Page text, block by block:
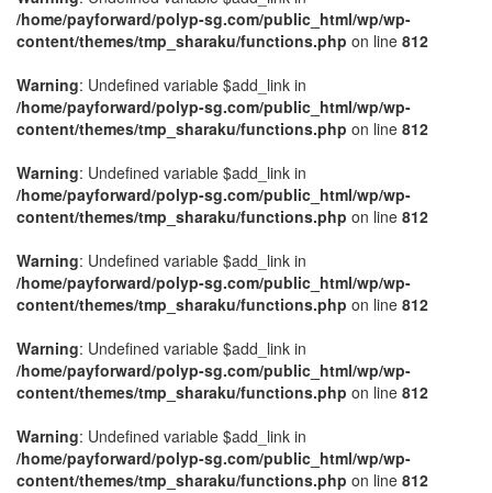
/home/payforward/polyp-sg.com/public_html/wp/wp-
content/themes/tmp_sharaku/functions.php on line 812
Warning: Undefined variable $add_link in
/home/payforward/polyp-sg.com/public_html/wp/wp-
content/themes/tmp_sharaku/functions.php on line 812
Warning: Undefined variable $add_link in
/home/payforward/polyp-sg.com/public_html/wp/wp-
content/themes/tmp_sharaku/functions.php on line 812
Warning: Undefined variable $add_link in
/home/payforward/polyp-sg.com/public_html/wp/wp-
content/themes/tmp_sharaku/functions.php on line 812
Warning: Undefined variable $add_link in
/home/payforward/polyp-sg.com/public_html/wp/wp-
content/themes/tmp_sharaku/functions.php on line 812
Warning: Undefined variable $add_link in
/home/payforward/polyp-sg.com/public_html/wp/wp-
content/themes/tmp_sharaku/functions.php on line 812